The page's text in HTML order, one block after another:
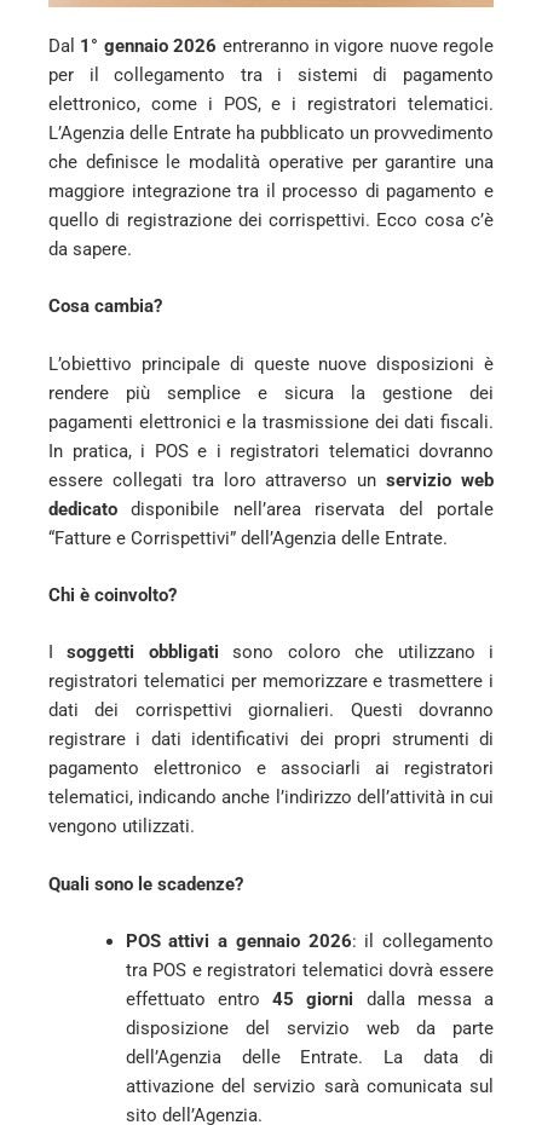
Dal 1° gennaio 2026 entreranno in vigore nuove regole
per il collegamento tra i sistemi di pagamento
elettronico, come i POS, e i registratori telematici.
L’Agenzia delle Entrate ha pubblicato un provvedimento
che definisce le modalità operative per garantire una
maggiore integrazione tra il processo di pagamento e
quello di registrazione dei corrispettivi. Ecco cosa c’è
da sapere.
Cosa cambia?
L’obiettivo principale di queste nuove disposizioni è
rendere più semplice e sicura la gestione dei
pagamenti elettronici e la trasmissione dei dati fiscali.
In pratica, i POS e i registratori telematici dovranno
essere collegati tra loro attraverso unservizio web
dedicato disponibile nell’area riservata del portale
“Fatture e Corrispettivi” dell’Agenzia delle Entrate.
Chi è coinvolto?
Isoggetti obbligati sono coloro che utilizzano i
registratori telematici per memorizzare e trasmettere i
dati dei corrispettivi giornalieri. Questi dovranno
registrare i dati identificativi dei propri strumenti di
pagamento elettronico e associarli ai registratori
telematici, indicando anche l’indirizzo dell’attività in cui
vengono utilizzati.
Quali sono le scadenze?
POS attivi a gennaio 2026: il collegamento
tra POS e registratori telematici dovrà essere
effettuato entro45 giorni dalla messa a
disposizione del servizio web da parte
dell’Agenzia delle Entrate. La data di
attivazione del servizio sarà comunicata sul
sito dell’Agenzia.